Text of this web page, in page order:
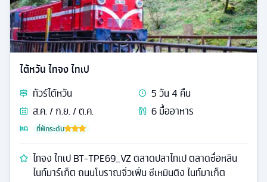
ไต้หวัน ไทจง ไทเป
ทัวร์ไต้หวัน 5วัน4 คืน
ส.ค. / ก.ย. / ต.ค.
6มื้ออาหาร
ที่พักระดับ
ไทจง ไทเป BT-TPE69_VZ ตลาดปลาไทเป ตลาดซื่อหลิน
ไนท์มาร์เก็ต ถนนโบราณจิ่วเฟิ่น ซีเหมินติง ไนท์มาเก็ต